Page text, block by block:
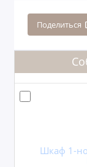
Поделиться
Шкаф 1-